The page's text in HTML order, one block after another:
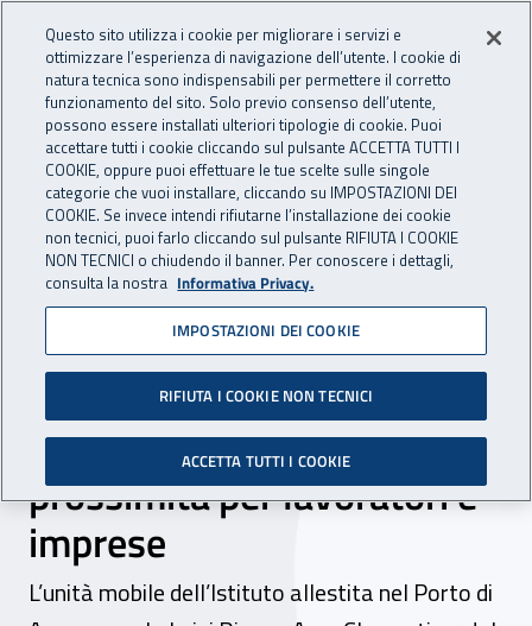
INAIL - Istituto Nazionale
Apri cerca
Navigazione principale
Navigazione - Ti trovi in:
Home Inail comunica News
11 novembre 2025
Conclusa la tappa di
SI.IN.PRE.SA. di Ancona:
dall’Inail un sostegno di
prossimità per lavoratori e
imprese
L’unità mobile dell’Istituto allestita nel Porto di
Questo sito utilizza i cookie per migliorare i servizi e
ottimizzare l’esperienza di navigazione dell’utente. I cookie di
natura tecnica sono indispensabili per permettere il corretto
funzionamento del sito. Solo previo consenso dell’utente,
possono essere installati ulteriori tipologie di cookie. Puoi
accettare tutti i cookie cliccando sul pulsante ACCETTA TUTTI I
COOKIE, oppure puoi effettuare le tue scelte sulle singole
categorie che vuoi installare, cliccando su IMPOSTAZIONI DEI
COOKIE. Se invece intendi rifiutarne l’installazione dei cookie
non tecnici, puoi farlo cliccando sul pulsante RIFIUTA I COOKIE
NON TECNICI o chiudendo il banner. Per conoscere i dettagli,
consulta la nostra Informativa Privacy.
IMPOSTAZIONI DEI COOKIE
RIFIUTA I COOKIE NON TECNICI
ACCETTA TUTTI I COOKIE